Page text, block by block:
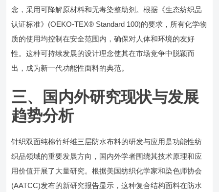
念，采用可降解原材料和无毒染整助剂。根据《生态纺织品
认证标准》(OEKO-TEX® Standard 100)的要求，所有化学物
质的使用均控制在安全范围内，确保对人体和环境的友好
性。这种可持续发展的设计理念使其在市场竞争中脱颖而
出，成为新一代功能性面料的典范。
三、国内外研究现状与发展
趋势分析
针织双面纯棉竹纤维三层防水布料的研发与应用是功能性纺
织品领域的重要发展方向，国内外学者围绕其技术原理和应
用价值开展了大量研究。根据美国纺织化学家和染色师协会
(AATCC)发布的新研究报告显示，这种复合结构面料在防水